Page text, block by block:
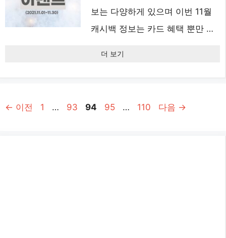
보는 다양하게 있으며 이번 11월
캐시백 정보는 카드 혜택 뿐만 …
더 보기
← 이전
페
1 …
페
93
페
94
페
95 …
페
110 다음 →